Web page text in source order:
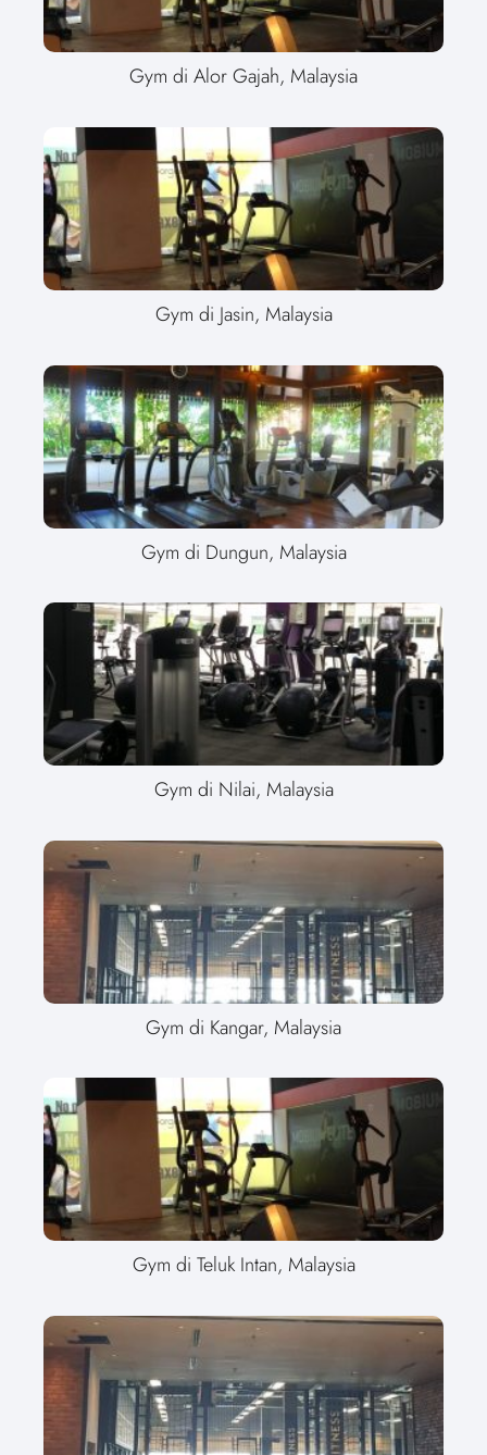
Gym di Alor Gajah, Malaysia
Gym di Jasin, Malaysia
Gym di Dungun, Malaysia
Gym di Nilai, Malaysia
Gym di Kangar, Malaysia
Gym di Teluk Intan, Malaysia